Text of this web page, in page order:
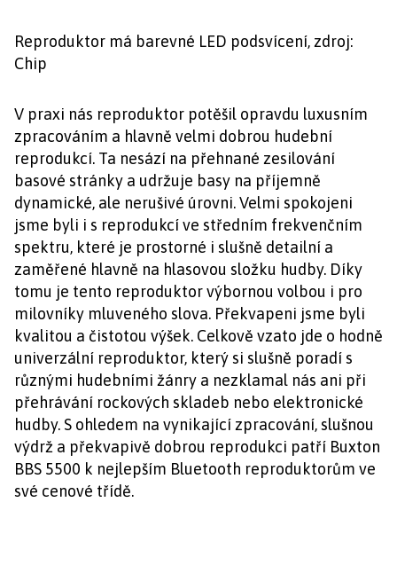
Reproduktor má barevné LED podsvícení, zdroj:
Chip
V praxi nás reproduktor potěšil opravdu luxusním
zpracováním a hlavně velmi dobrou hudební
reprodukcí. Ta nesází na přehnané zesilování
basové stránky a udržuje basy na příjemně
dynamické, ale nerušivé úrovni. Velmi spokojeni
jsme byli i s reprodukcí ve středním frekvenčním
spektru, které je prostorné i slušně detailní a
zaměřené hlavně na hlasovou složku hudby. Díky
tomu je tento reproduktor výbornou volbou i pro
milovníky mluveného slova. Překvapeni jsme byli
kvalitou a čistotou výšek. Celkově vzato jde o hodně
univerzální reproduktor, který si slušně poradí s
různými hudebními žánry a nezklamal nás ani při
přehrávání rockových skladeb nebo elektronické
hudby. S ohledem na vynikající zpracování, slušnou
výdrž a překvapivě dobrou reprodukci patří Buxton
BBS 5500 k nejlepším Bluetooth reproduktorům ve
své cenové třídě.